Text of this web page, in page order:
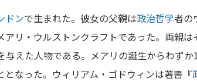
ドンで生まれた。彼女の父親は政治哲学者の
リ・ウルストンクラフトであった。両親は
えた人物である。メアリの誕生からわず
なった。ウィリアム・ゴドウィンは著書『